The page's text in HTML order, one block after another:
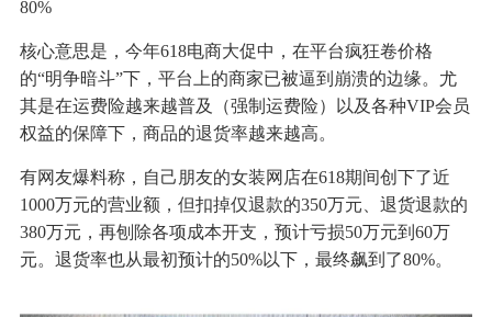
80%
核心意思是，今年618电商大促中，在平台疯狂卷价格
的“明争暗斗”下，平台上的商家已被逼到崩溃的边缘。尤
其是在运费险越来越普及（强制运费险）以及各种VIP会员
权益的保障下，商品的退货率越来越高。
有网友爆料称，自己朋友的女装网店在618期间创下了近
1000万元的营业额，但扣掉仅退款的350万元、退货退款的
380万元，再刨除各项成本开支，预计亏损50万元到60万
元。退货率也从最初预计的50%以下，最终飙到了80%。